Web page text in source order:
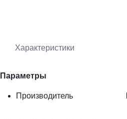
Характеристики
Параметры
Производитель